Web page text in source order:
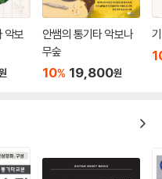
악보
안쌤의 통기타 악보나
무숲
10% 19,800원